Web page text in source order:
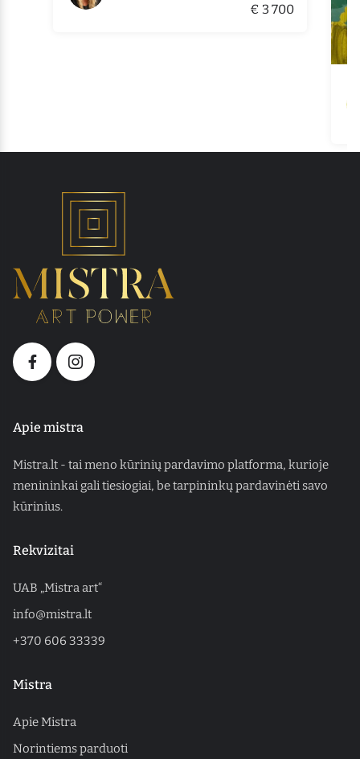
€ 3 700
Apie mistra
Mistra.lt - tai meno kūrinių pardavimo platforma, kurioje
menininkai gali tiesiogiai, be tarpininkų pardavinėti savo
kūrinius.
Rekvizitai
UAB „Mistra art“
info@mistra.lt
+370 606 33339
Mistra
Apie Mistra
Norintiems parduoti